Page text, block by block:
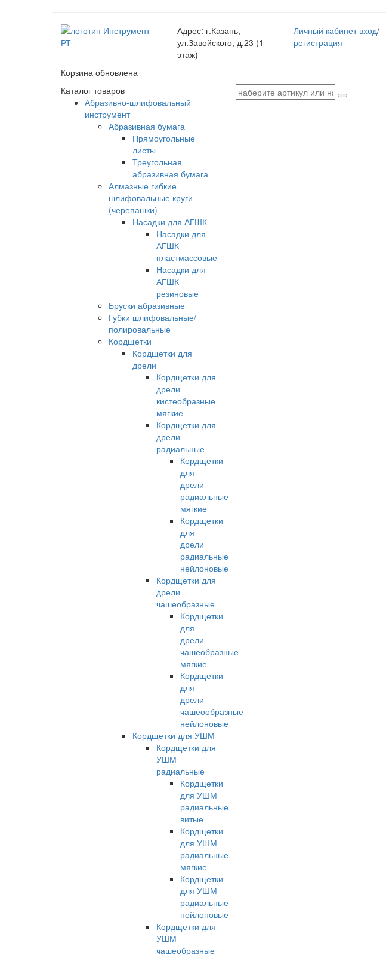
Адрес: г.Казань,
ул.Завойского, д.23 (1
этаж)
Личный кабинет вход/
регистрация
Корзина обновлена
Каталог товаров
Абразивно-шлифовальный
инструмент
Абразивная бумага
Прямоугольные
листы
Треугольная
абразивная бумага
Алмазные гибкие
шлифовальные круги
(черепашки)
Насадки для АГШК
Насадки для
АГШК
пластмассовые
Насадки для
АГШК
резиновые
Бруски абразивные
Губки шлифовальные/
полировальные
Кордщетки
Кордщетки для
дрели
Кордщетки для
дрели
кистеобразные
мягкие
Кордщетки для
дрели
радиальные
Кордщетки
для
дрели
радиальные
мягкие
Кордщетки
для
дрели
радиальные
нейлоновые
Кордщетки для
дрели
чашеобразные
Кордщетки
для
дрели
чашеобразные
мягкие
Кордщетки
для
дрели
чашеообразные
нейлоновые
Кордщетки для УШМ
Кордщетки для
УШМ
радиальные
Кордщетки
для УШМ
радиальные
витые
Кордщетки
для УШМ
радиальные
мягкие
Кордщетки
для УШМ
радиальные
нейлоновые
Кордщетки для
УШМ
чашеобразные